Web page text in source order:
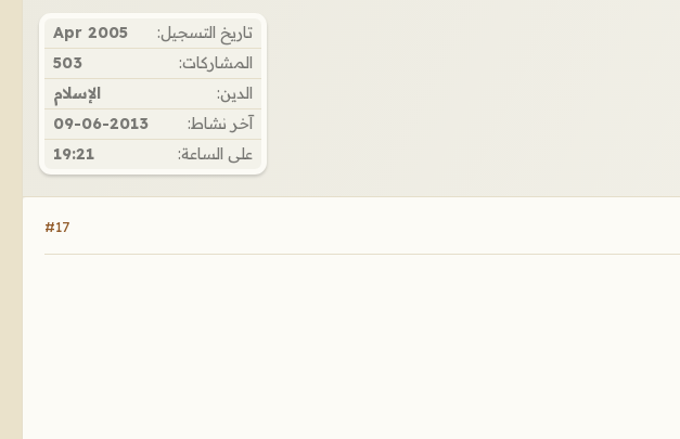
تاريخ التسجيل:
Apr 2005
المشاركات:
503
الدين:
الإسلام
آخر نشاط:
09-06-2013
على الساعة:
19:21
#17